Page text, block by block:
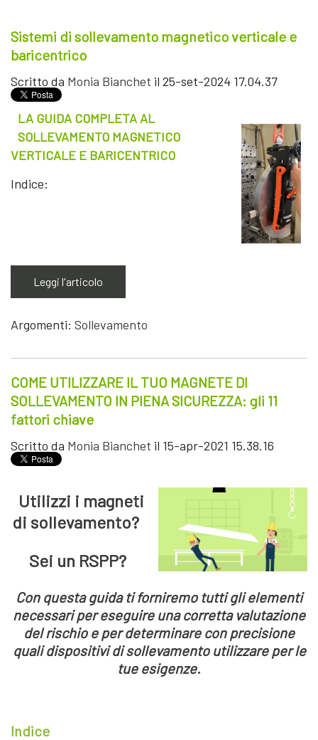
Sistemi di sollevamento magnetico verticale e
baricentrico
Scritto da Monia Bianchet il 25-set-2024 17.04.37
LA GUIDA COMPLETA AL
SOLLEVAMENTO MAGNETICO
VERTICALE E BARICENTRICO
Indice:
Leggi l'articolo
Argomenti: Sollevamento
COME UTILIZZARE IL TUO MAGNETE DI
SOLLEVAMENTO IN PIENA SICUREZZA: gli 11
fattori chiave
Scritto da Monia Bianchet il 15-apr-2021 15.38.16
Utilizzi i magneti
di sollevamento?
Sei un RSPP?
Con questa guida ti forniremo tutti gli elementi
necessari per eseguire una corretta valutazione
del rischio e per determinare con precisione
quali dispositivi di sollevamento utilizzare per le
tue esigenze.
Indice